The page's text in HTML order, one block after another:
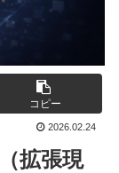
コピー
2026.02.24
拡張現